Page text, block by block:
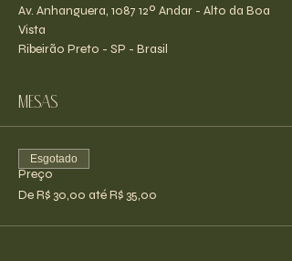
Av. Anhanguera, 1087 12º Andar - Alto da Boa
Vista
Ribeirão Preto - SP - Brasil
Mesas
Preço
De R$ 30,00 até R$ 35,00
Esgotado